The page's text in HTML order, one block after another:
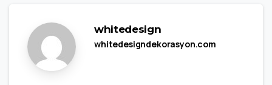
whitedesign
whitedesigndekorasyon.com